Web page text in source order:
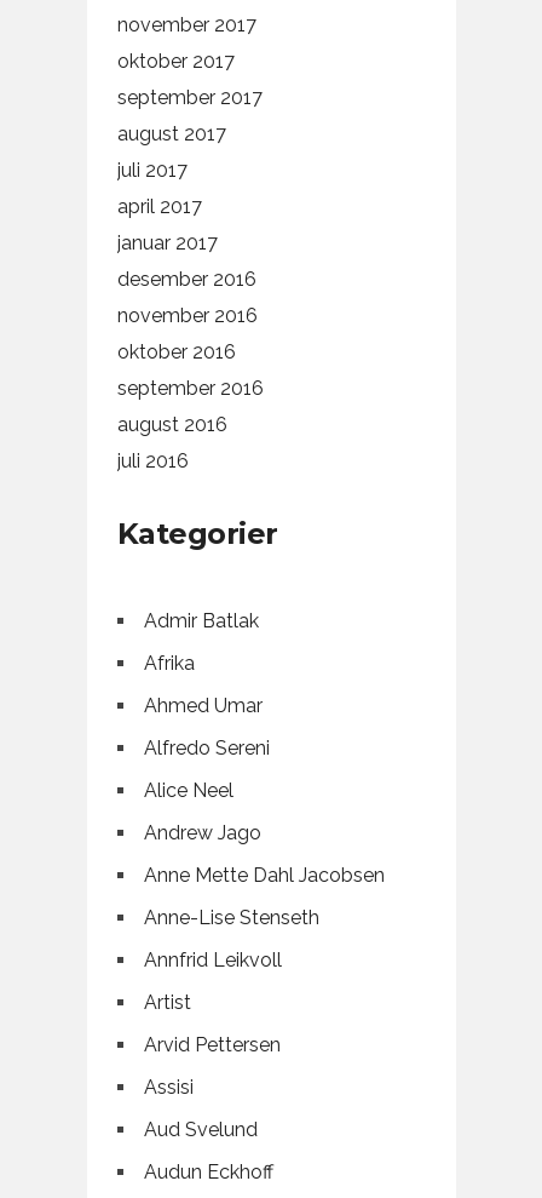
november 2017
oktober 2017
september 2017
august 2017
juli 2017
april 2017
januar 2017
desember 2016
november 2016
oktober 2016
september 2016
august 2016
juli 2016
Kategorier
Admir Batlak
Afrika
Ahmed Umar
Alfredo Sereni
Alice Neel
Andrew Jago
Anne Mette Dahl Jacobsen
Anne-Lise Stenseth
Annfrid Leikvoll
Artist
Arvid Pettersen
Assisi
Aud Svelund
Audun Eckhoff